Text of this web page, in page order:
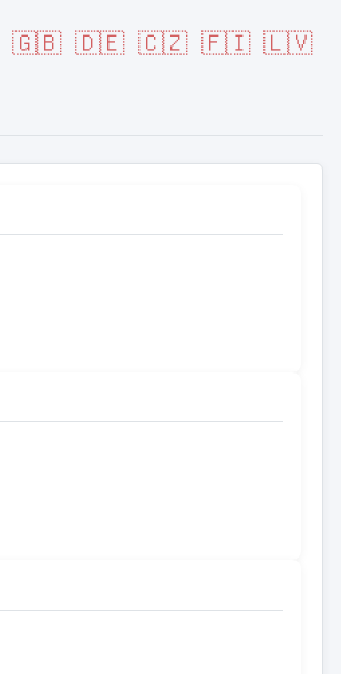
🇬🇧 🇩🇪 🇨🇿 🇫🇮 🇱🇻